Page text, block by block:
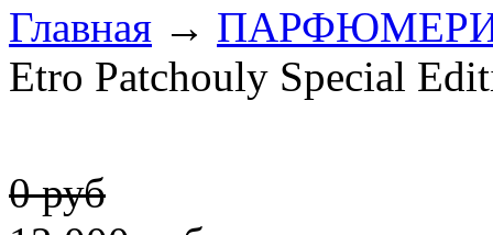
Главная →
Etro Patchouly Special
0 руб